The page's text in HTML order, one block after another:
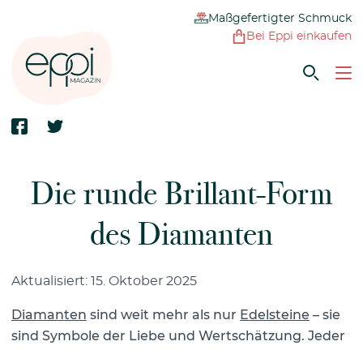
Maßgefertigter Schmuck
Bei Eppi einkaufen
Die runde Brillant-Form
des Diamanten
Aktualisiert: 15. Oktober 2025
Diamanten sind weit mehr als nur Edelsteine – sie
sind Symbole der Liebe und Wertschätzung. Jeder